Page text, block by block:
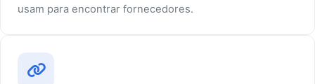
usam para encontrar fornecedores.